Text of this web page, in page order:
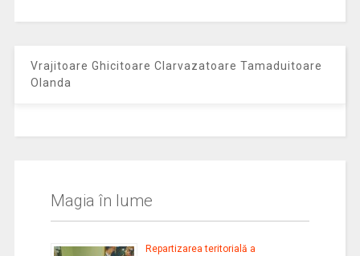
Vrajitoare Ghicitoare Clarvazatoare Tamaduitoare
Olanda
Magia în lume
Repartizarea teritorială a